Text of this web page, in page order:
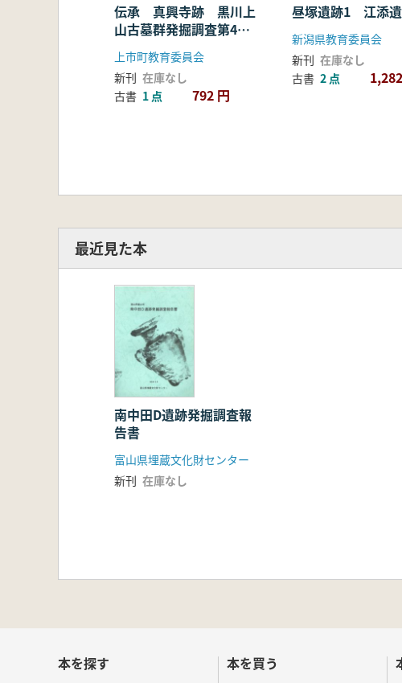
伝承 真興寺跡 黒川上
山古墓群発掘調査第4次
調査概報
上市町教育委員会
新刊 在庫なし
古書 1 点 792 円
昼塚遺跡1 江添
新潟県教育委員会
新刊 在庫なし
古書 2 点
最近見た本
南中田D遺跡発掘調査報
告書
富山県埋蔵文化財センター
新刊 在庫なし
本を探す 本を買う